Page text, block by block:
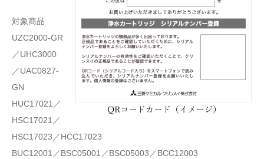
対象商品
UZC2000-GR
／UHC3000
／UAC0827-
GN
HUC17021／
HSC17021／
HSC17023／HCC17023
BUC12001／BSC05001／BSC05003／BCC12003